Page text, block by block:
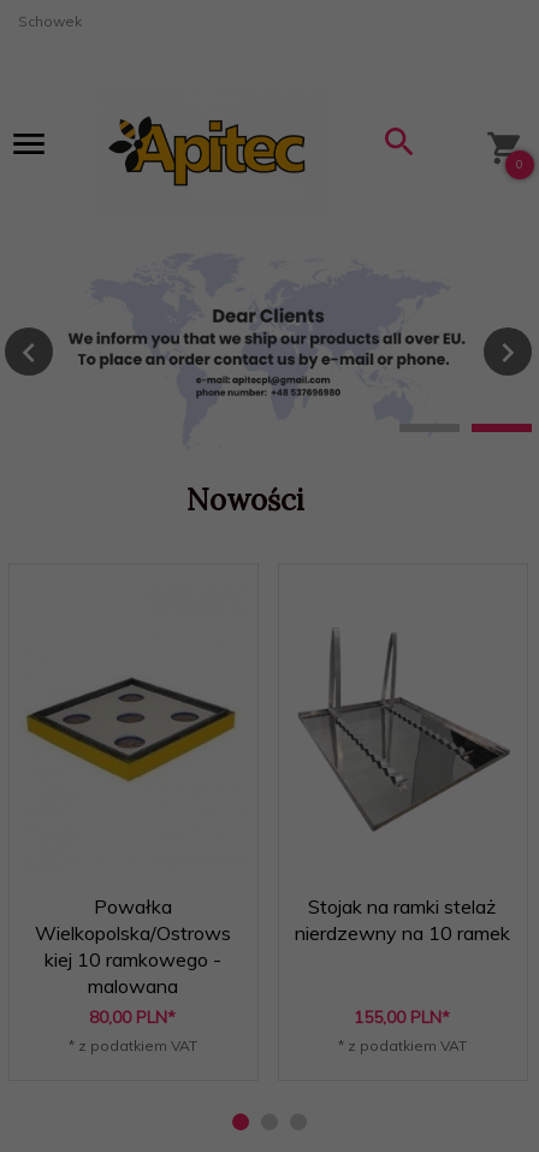
Schowek
0
Nowości
Powałka
Wielkopolska/Ostrows
kiej 10 ramkowego -
malowana
80,00 PLN*
* z podatkiem VAT
Stojak na ramki stelaż
nierdzewny na 10 ramek
155,00 PLN*
* z podatkiem VAT